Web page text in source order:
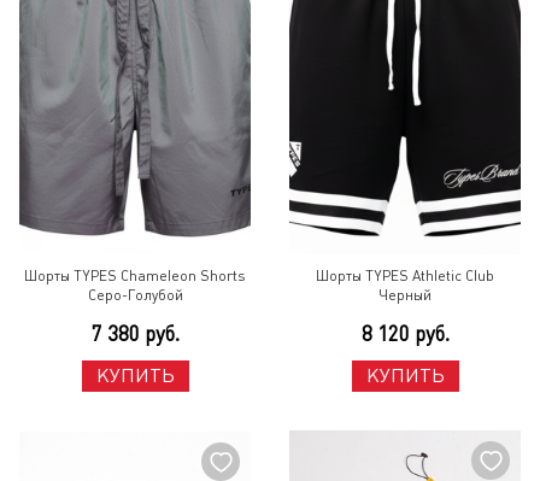
Шорты TYPES Chameleon Shorts
Серо-Голубой
7 380 руб.
КУПИТЬ
Шорты TYPES Athletic Club
Черный
8 120 руб.
КУПИТЬ